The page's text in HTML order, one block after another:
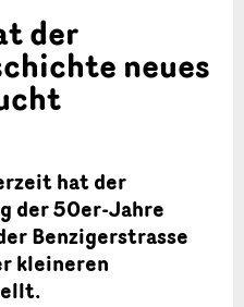
der
neues
hat der
der 50er-Jahre
Benzigerstrasse
kleineren